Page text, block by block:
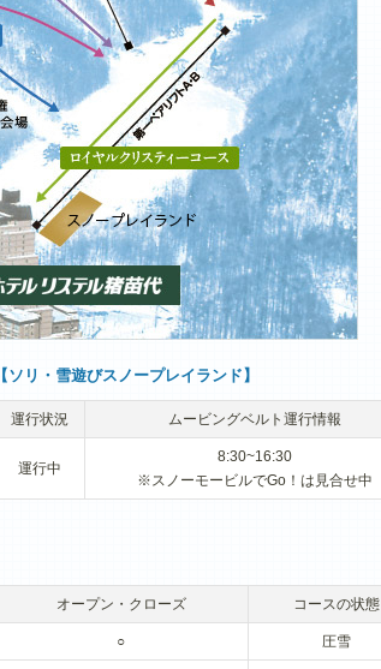
【ソリ・雪遊びスノープレイランド】
運行状況 ムービングベルト運行情報
運行中
8:30~16:30
※スノーモービルでGo！は見合せ中
オープン・クローズ コースの状態
○ 圧雪